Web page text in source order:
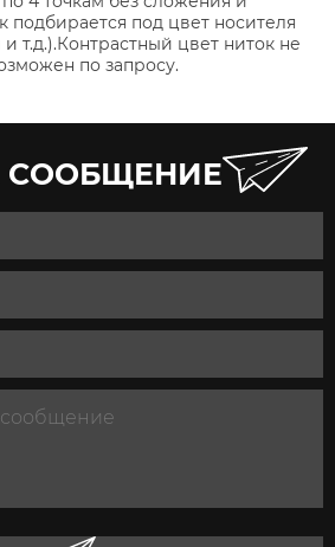
подбирается под цвет носителя
т.д.).Контрастный цвет ниток не
по запросу.
СООБЩЕНИЕ